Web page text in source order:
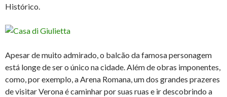
Histórico.
Apesar de muito admirado, o balcão da famosa personagem
está longe de ser o único na cidade. Além de obras imponentes,
como, por exemplo, a Arena Romana, um dos grandes prazeres
de visitar Verona é caminhar por suas ruas e ir descobrindo a